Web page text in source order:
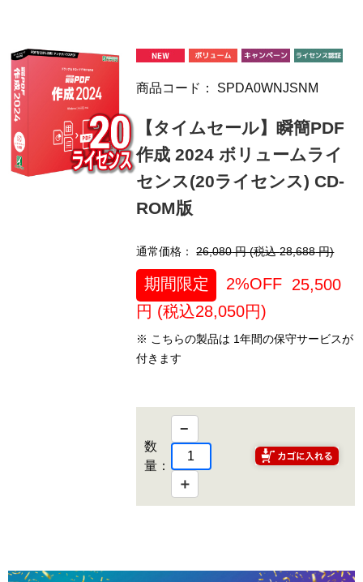
商品コード： SPDA0WNJSNM
【タイムセール】瞬簡PDF
作成 2024 ボリュームライ
センス(20ライセンス) CD-
ROM版
通常価格： 26,080円 (税込28,688円)
期間限定 2%OFF 25,500
円 (税込28,050円)
※ こちらの製品は 1年間の保守サービスが
付きます
数
量：
−
＋